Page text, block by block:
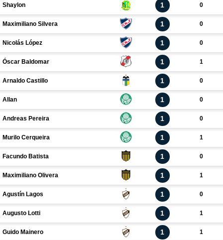
Shaylon 1 0
Maximiliano Silvera 1 0
Nicolás López 1 0
Óscar Baldomar 1 1
Arnaldo Castillo 1 0
Allan 1 0
Andreas Pereira 1 0
Murilo Cerqueira 1 1
Facundo Batista 1 0
Maximiliano Olivera 1 1
Agustín Lagos 1 0
Augusto Lotti 1 1
Guido Mainero 1 1